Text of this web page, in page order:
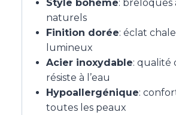
Style bohème: breloques
naturels
Finition dorée: éclat
lumineux
Acier inoxydable: qualité
résiste à l’eau
Hypoallergénique:
toutes les peaux